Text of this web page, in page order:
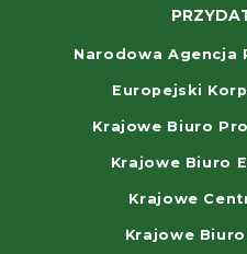
Narodowa Agencja
Europejski
Krajowe Biuro
Krajowe Biuro
Krajowe
Krajowe Biuro